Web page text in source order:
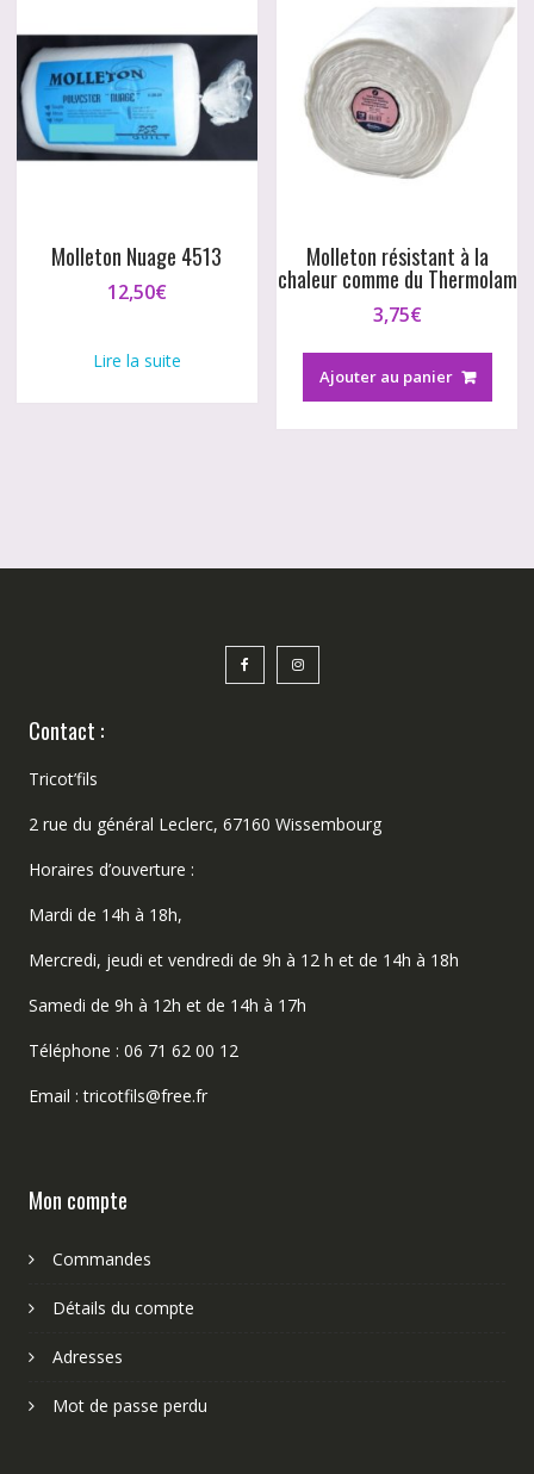
Molleton Nuage 4513
12,50€
Lire la suite
Molleton résistant à la
chaleur comme du Thermolam
3,75€
Ajouter au panier
Contact :
Tricot’fils
2 rue du général Leclerc, 67160 Wissembourg
Horaires d’ouverture :
Mardi de 14h à 18h,
Mercredi, jeudi et vendredi de 9h à 12 h et de 14h à 18h
Samedi de 9h à 12h et de 14h à 17h
Téléphone : 06 71 62 00 12
Email : tricotfils@free.fr
Mon compte
Commandes
Détails du compte
Adresses
Mot de passe perdu